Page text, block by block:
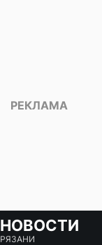
НОВОСТИ
РЯЗАНИ